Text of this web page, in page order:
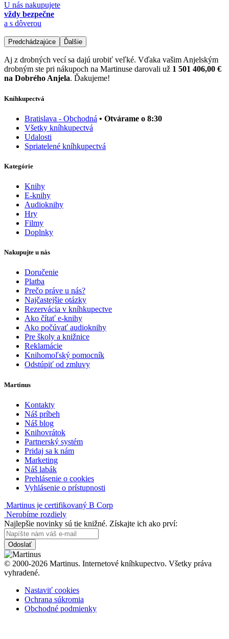
U nás nakupujete
vždy bezpečne
a s dôverou
Predchádzajúce Ďalšie
Aj z drobných vecí sa dajú urobiť veľké. Vďaka vašim Anjelským
drobným ste pri nákupoch na Martinuse darovali už 1 501 406,00 €
na Dobrého Anjela. Ďakujeme!
Kníhkupectvá
Bratislava - Obchodná • Otvárame o 8:30
Všetky kníhkupectvá
Udalosti
Spriatelené kníhkupectvá
Kategórie
Knihy
E-knihy
Audioknihy
Hry
Filmy
Doplnky
Nakupujte u nás
Doručenie
Platba
Prečo práve u nás?
Najčastejšie otázky
Rezervácia v kníhkupectve
Ako čítať e-knihy
Ako počúvať audioknihy
Pre školy a knižnice
Reklamácie
Knihomoľský pomocník
Odstúpiť od zmluvy
Martinus
Kontakty
Náš príbeh
Náš blog
Knihovrátok
Partnerský systém
Pridaj sa k nám
Marketing
Náš labák
Prehlásenie o cookies
Vyhlásenie o prístupnosti
Martinus je certifikovaný B Corp
Nerobíme rozdiely
Najlepšie novinky sú tie knižné. Získajte ich ako prví:
Odoslať
© 2000-2026 Martinus. Internetové kníhkupectvo. Všetky práva
vyhradené.
Nastaviť cookies
Ochrana súkromia
Obchodné podmienky